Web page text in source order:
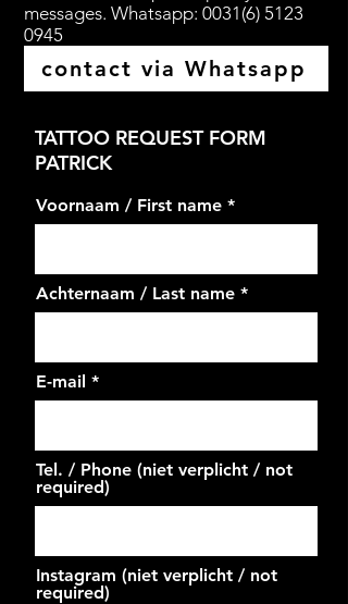
messages. Whatsapp: 0031(6) 5123
0945
contact via Whatsapp
TATTOO REQUEST FORM
PATRICK
Voornaam / First name
Achternaam / Last name
E-mail
Tel. / Phone (niet verplicht / not
required)
Instagram (niet verplicht / not
required)